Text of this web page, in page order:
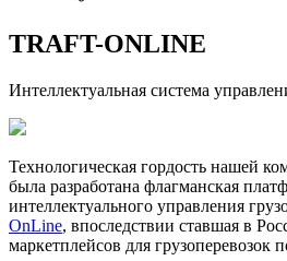
TRAFT-ONLINE
Интеллектуальная система
Технологическая гордость нашей
была разработана флагманская
интеллектуального управления
OnLine, впоследствии ставшая в
маркетплейсов для грузоперевозок